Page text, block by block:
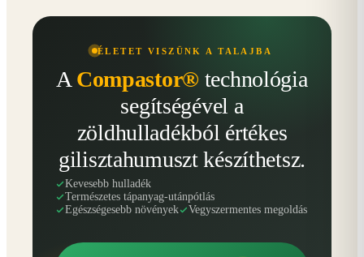
ÉLETET VISZÜNK A TALAJBA
A Compastor® technológia
segítségével a
zöldhulladékból értékes
gilisztahumuszt készíthetsz.
Kevesebb hulladék
Természetes tápanyag-utánpótlás
Egészségesebb növények
Vegyszermentes megoldás